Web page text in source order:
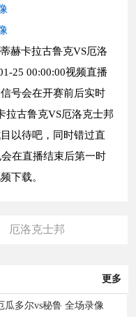
赫卡拉古鲁克VS厄洛
25 00:00:00视频直播
号会在开赛前后实时
拉古鲁克VS厄洛克士邦
以待吧，同时错过直
在直播结束后第一时
下载。
厄洛克士邦
更多
瓜多尔vs秘鲁 全场录像